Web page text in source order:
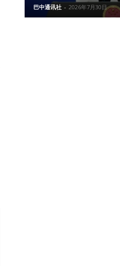
巴中通讯社 - 2026年7月30日